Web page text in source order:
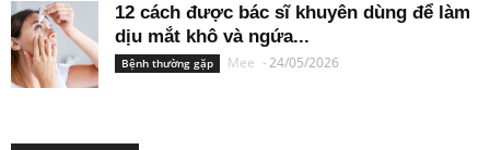
12 cách được bác sĩ khuyên dùng để làm
dịu mắt khô và ngứa...
Bệnh thường gặp Mee -24/05/2026